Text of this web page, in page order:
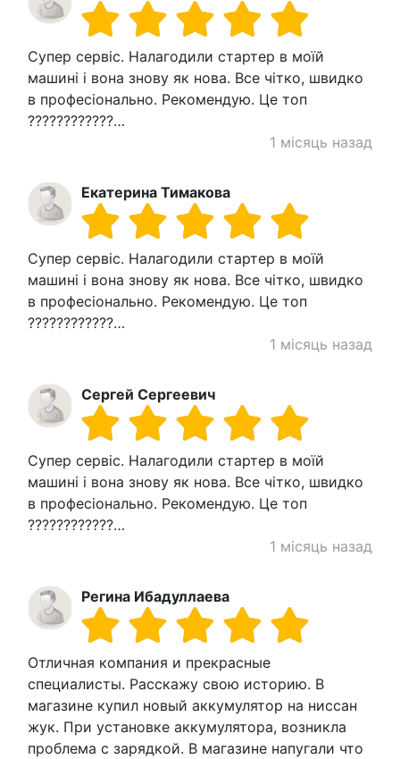
Супер сервіс. Налагодили стартер в моїй
машині і вона знову як нова. Все чітко, швидко
в професіонально. Рекомендую. Це топ
????????????…
1 місяць назад
Екатерина Тимакова
Супер сервіс. Налагодили стартер в моїй
машині і вона знову як нова. Все чітко, швидко
в професіонально. Рекомендую. Це топ
????????????…
1 місяць назад
Сергей Сергеевич
Супер сервіс. Налагодили стартер в моїй
машині і вона знову як нова. Все чітко, швидко
в професіонально. Рекомендую. Це топ
????????????…
1 місяць назад
Регина Ибадуллаева
Отличная компания и прекрасные
специалисты. Расскажу свою историю. В
магазине купил новый аккумулятор на ниссан
жук. При установке аккумулятора, возникла
проблема с зарядкой. В магазине напугали что